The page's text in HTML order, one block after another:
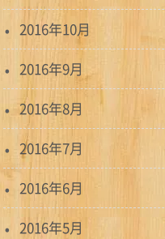
2016年10月
2016年9月
2016年8月
2016年7月
2016年6月
2016年5月